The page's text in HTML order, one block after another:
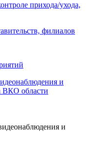
прихода/ухода,
филиалов
и
ВКО области
и